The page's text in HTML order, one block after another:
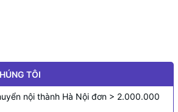
TÔI
nội thành Hà Nội đơn > 2.000.000